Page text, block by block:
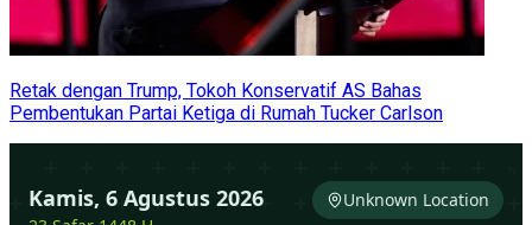
Retak dengan Trump, Tokoh Konservatif AS Bahas
Pembentukan Partai Ketiga di Rumah Tucker Carlson